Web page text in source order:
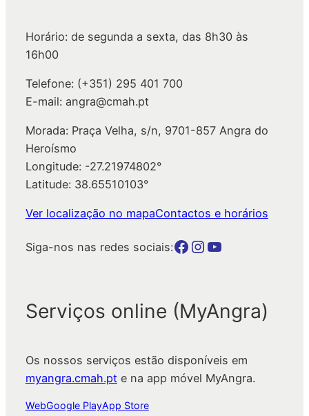
Horário: de segunda a sexta, das 8h30 às
16h00
Telefone: (+351) 295 401 700
E-mail: angra@cmah.pt
Morada: Praça Velha, s/n, 9701-857 Angra do
Heroísmo
Longitude: -27.21974802°
Latitude: 38.65510103°
Ver localização no mapaContactos e horários
Siga-nos nas redes sociais:Botão para a página da autarquia no Facebook Botão para a página da autarquia no Instagram Botão para a página da autarquia no Youtube
Serviços online (MyAngra)
Os nossos serviços estão disponíveis em
myangra.cmah.pt e na app móvel MyAngra.
WebGoogle PlayApp Store